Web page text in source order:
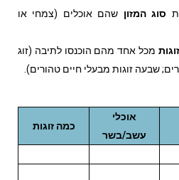
סוג המזון שהם אוכלים (צמחי או
מכל אחד מהם הוכנסו לתיבה (זוג
שבעה זוגות מבעלי חיים טהורים).
אוכלי
עשב/בשר
כמה זוגות